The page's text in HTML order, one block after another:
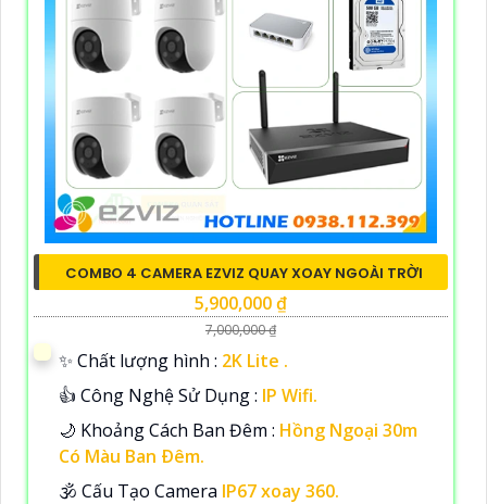
COMBO 4 CAMERA EZVIZ QUAY XOAY NGOÀI TRỜI
5,900,000 ₫
7,000,000 ₫
✨ Chất lượng hình : 2K Lite .
👍 Công Nghệ Sử Dụng : IP Wifi.
🌙 Khoảng Cách Ban Đêm : Hồng Ngoại 30m
Có Màu Ban Ðêm.
🕉️ Cấu Tạo Camera IP67 xoay 360.